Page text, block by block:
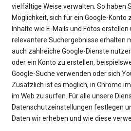
vielfältige Weise verwalten. So haben
Möglichkeit, sich für ein Google-Konto
Inhalte wie E-Mails und Fotos
relevantere Suchergebnisse erhalten
auch zahlreiche Google-Dienste
oder ein Konto zu erstellen,
Google-Suche verwenden oder sich
Zusätzlich ist es möglich, in Chrome
im Web zu surfen. Für alle unsere
Datenschutzeinstellungen festlegen
Daten wir erheben und wie diese